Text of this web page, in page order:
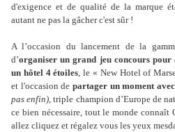
d'exigence et de qualité de la marque
autant ne pas la gâcher c'est sûr !
A l’occasion du lancement de la
d’organiser un grand jeu concours
un hôtel 4 étoiles, le « New Hotel of
et l'occasion de partager un moment
pas enfin), triple champion d’Europe de
ce bien nécessaire, tout le monde connaît
allez cliquez et régalez vous les yeux